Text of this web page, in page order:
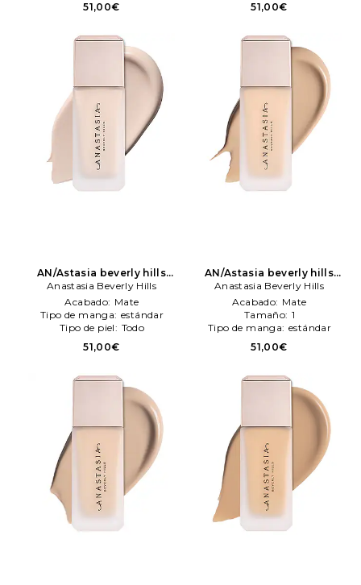
51,00€
51,00€
AN/Astasia beverly hills
maquillaje perfecteng
blurreng foundation en
color belleza: N/A Anastasia
Beverly Hills
Anastasia Beverly Hills
Acabado: Mate
Tipo de manga: estándar
Tipo de piel: Todo
51,00€
AN/Astasia beverly hills
maquillaje perfecteng
blurreng foundation en
color belleza: N/A Anastasia
Beverly Hills
Anastasia Beverly Hills
Acabado: Mate
Tamaño: 1
Tipo de manga: estándar
51,00€